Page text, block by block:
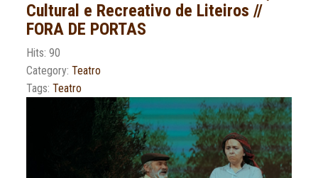
Cultural e Recreativo de Liteiros //
FORA DE PORTAS
Hits: 90
Category:Teatro
Tags:Teatro